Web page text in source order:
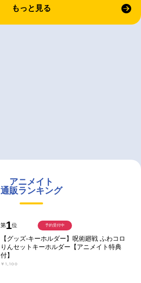
もっと見る
アニメイト
通販ランキング
第1位
【グッズ-キーホルダー】呪術廻戦 ふわコロ
りんセットキーホルダー【アニメイト特典
付】
￥1,100
予約受付中